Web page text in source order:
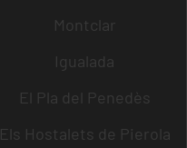
Montclar
Igualada
El Pla del Penedès
Els Hostalets de Pierola